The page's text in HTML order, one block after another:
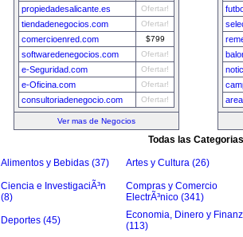
propiedadesalicante.es Ofertar!
tiendadenegocios.com Ofertar!
comercioenred.com $799
softwaredenegocios.com Ofertar!
e-Seguridad.com Ofertar!
e-Oficina.com Ofertar!
consultoriadenegocio.com Ofertar!
Ver mas de Negocios
Todas las Categorias
Alimentos y Bebidas (37) Artes y Cultura (26)
Ciencia e InvestigaciÃ³n
(8)
Compras y Comercio
ElectrÃ³nico (341)
Deportes (45)
Economia, Dinero y
(113)